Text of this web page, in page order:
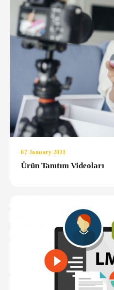
07 January 2021
Ürün Tanıtım Videoları